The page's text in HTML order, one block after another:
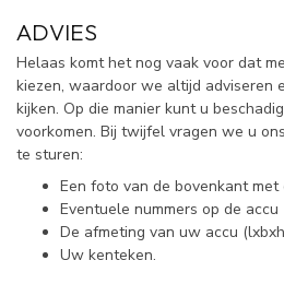
ADVIES
Helaas komt het nog vaak voor dat
kiezen, waardoor we altijd adviseren
kijken. Op die manier kunt u
voorkomen. Bij twijfel vragen we u
te sturen:
Een foto van de bovenkant
Eventuele nummers op de accu
De afmeting van uw accu
Uw kenteken.